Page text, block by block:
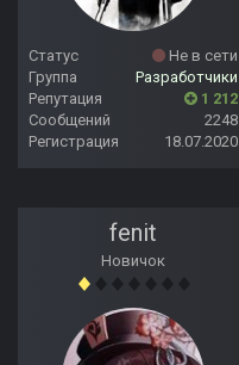
Статус
Не в сети
Группа
Разработчики
Репутация
1 212
Сообщений
2248
Регистрация
18.07.2020
fenit
Новичок